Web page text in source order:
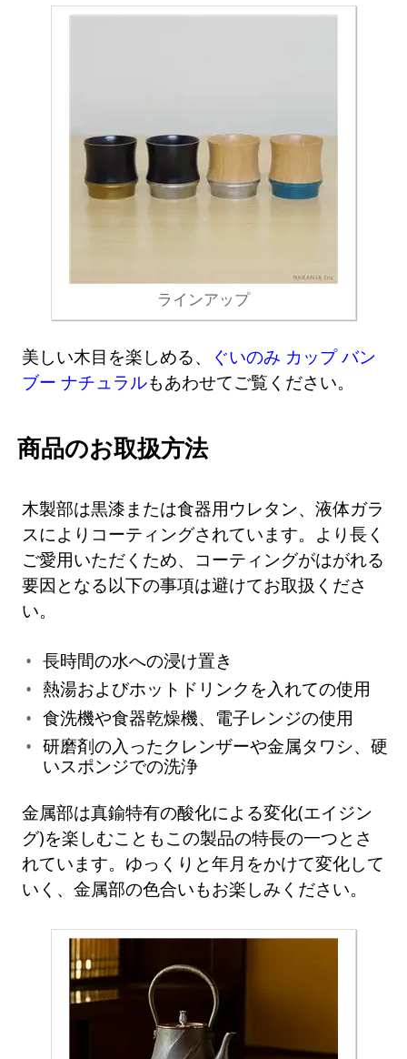
ラインアップ
美しい木目を楽しめる、
ぐいのみ カップ バン
ブー ナチュラルもあわせてご覧ください。
商品のお取扱方法
木製部は黒漆または食器用ウレタン、液体ガラ
スによりコーティングされています。より長く
ご愛用いただくため、コーティングがはがれる
要因となる以下の事項は避けてお取扱くださ
い。
長時間の水への浸け置き
熱湯およびホットドリンクを入れての使用
食洗機や食器乾燥機、電子レンジの使用
研磨剤の入ったクレンザーや金属タワシ、硬
いスポンジでの洗浄
金属部は真鍮特有の酸化による変化(エイジン
グ)を楽しむこともこの製品の特長の一つとさ
れています。ゆっくりと年月をかけて変化して
いく、金属部の色合いもお楽しみください。